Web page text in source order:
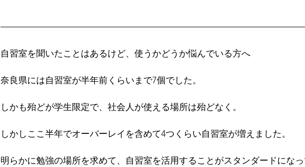
自習室を聞いたことはあるけど、使うかどうか悩んでいる方へ
奈良県には自習室が半年前くらいまで7個でした。
しかも殆どが学生限定で、社会人が使える場所は殆どなく。
しかしここ半年でオーバーレイを含めて4つくらい自習室が増えました。
明らかに勉強の場所を求めて、自習室を活用することがスタンダードにな